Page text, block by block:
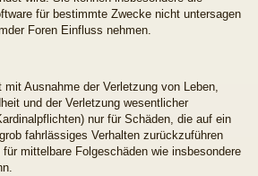
für bestimmte Zwecke nicht untersagen
Foren Einfluss nehmen.
mit Ausnahme der Verletzung von Leben,
und der Verletzung wesentlicher
nur für Schäden, die auf ein
fahrlässiges Verhalten zurückzuführen
mittelbare Folgeschäden wie insbesondere